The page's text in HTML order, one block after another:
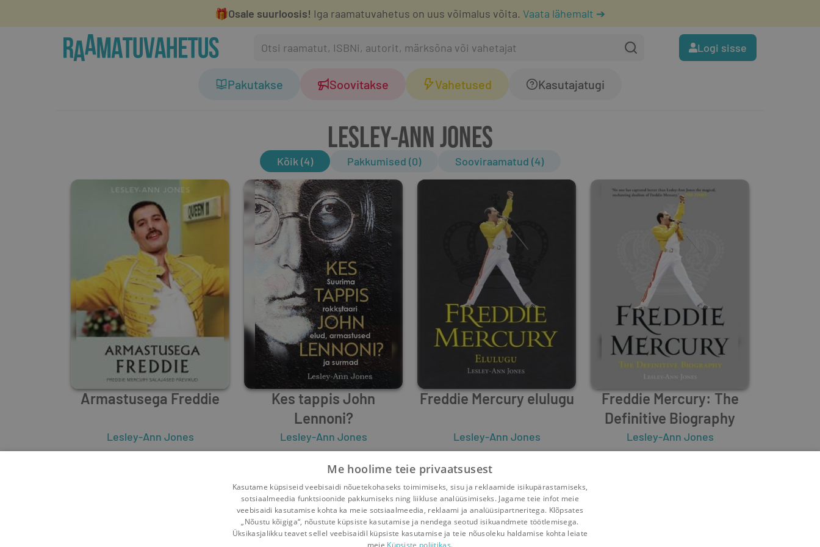
🎁Osale suurloosis! Iga raamatuvahetus on uus võimalus võita. Vaata lähemalt ➔
Logi sisse
Pakutakse Soovitakse Vahetused Kasutajatugi
LESLEY-ANN JONES
Kõik (4) Pakkumised (0) Sooviraamatud (4)
Armastusega Freddie
Lesley-Ann Jones
Kes tappis John
Lennoni?
Lesley-Ann Jones
Freddie Mercury elulugu
Lesley-Ann Jones
Freddie Mercury: The
Definitive Biography
Lesley-Ann Jones
Me hoolime teie privaatsusest
Kasutame küpsiseid veebisaidi nõuetekohaseks toimimiseks, sisu ja reklaamide isikupärastamiseks,
sotsiaalmeedia funktsioonide pakkumiseks ning liikluse analüüsimiseks. Jagame teie infot meie
veebisaidi kasutamise kohta ka meie sotsiaalmeedia, reklaami ja analüüsipartneritega. Klõpsates
„Nõustu kõigiga“, nõustute küpsiste kasutamise ja nendega seotud isikuandmete töötlemisega.
Üksikasjalikku teavet sellel veebisaidil küpsiste kasutamise ja teie nõusoleku haldamise kohta leiate
meie Küpsiste poliitikas.